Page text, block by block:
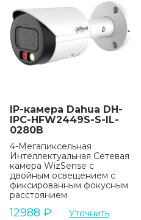
IP-камера Dahua DH-
IPC-HFW2449S-S-IL-
0280B
4-Мегапиксельная
Интеллектуальная Сетевая
камера WizSense с
двойным освещением с
фиксированным фокусным
расстоянием
12988 ₽ Уточнить